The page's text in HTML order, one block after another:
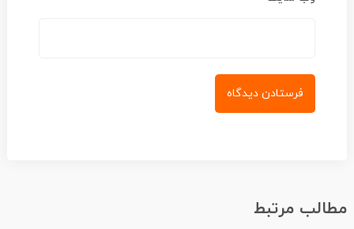
مرتبط